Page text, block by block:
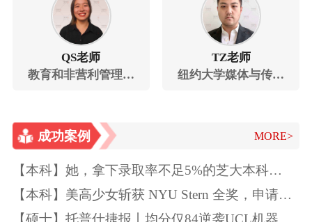
和纽约某亚裔电视台
工作
QS老师
教育和非营利管理领
TZ老师
纽约大学媒体与传播
成功案例 MORE>
【本科】她，拿下录取率不足5%的芝大本科
Offer！独一无二的特质如此“养成”~
【本科】美高少女斩获 NYU Stern 全奖，申请季
精准规划圆梦顶尖商学院
【硕士】托普仕捷报丨均分仅84逆袭UCL机器学